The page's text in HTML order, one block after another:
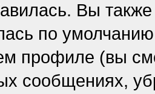
Вы
по
профиле (вы
сообщениях,